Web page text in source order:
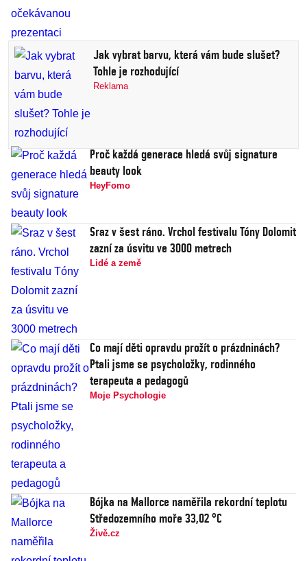
Jak vybrat barvu, která vám bude slušet?
Tohle je rozhodující
Reklama
Proč každá generace hledá svůj signature
beauty look
HeyFomo
Sraz v šest ráno. Vrchol festivalu Tóny Dolomit
zazní za úsvitu ve 3000 metrech
Lidé a země
Co mají děti opravdu prožít o prázdninách?
Ptali jsme se psycholožky, rodinného
terapeuta a pedagogů
Moje Psychologie
Bójka na Mallorce naměřila rekordní teplotu
Středozemního moře 33,02 °C
Živě.cz